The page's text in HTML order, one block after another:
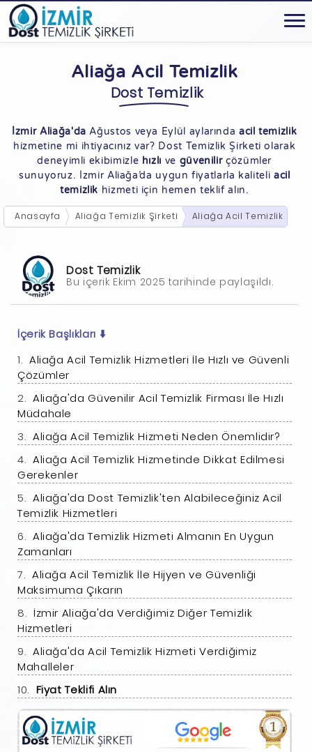
Aliağa Acil Temizlik
Dost Temizlik
İzmir Aliağa'da Ağustos veya Eylül aylarında acil temizlik
hizmetine mi ihtiyacınız var? Dost Temizlik Şirketi olarak
deneyimli ekibimizle hızlı ve güvenilirçözümler
sunuyoruz. İzmir Aliağa’da uygun fiyatlarla kaliteli acil
temizlik hizmeti için hemen teklif alın.
Anasayfa Aliağa Temizlik Şirketi Aliağa Acil Temizlik
Dost Temizlik
Bu içerik Ekim 2025 tarihinde paylaşıldı.
İçerik Başlıkları ⬇️
Aliağa Acil Temizlik Hizmetleri İle Hızlı ve Güvenli
Çözümler
Aliağa'da Güvenilir Acil Temizlik Firması İle Hızlı
Müdahale
Aliağa Acil Temizlik Hizmeti Neden Önemlidir?
Aliağa Acil Temizlik Hizmetinde Dikkat Edilmesi
Gerekenler
Aliağa'da Dost Temizlik'ten Alabileceğiniz Acil
Temizlik Hizmetleri
Aliağa'da Temizlik Hizmeti Almanın En Uygun
Zamanları
Aliağa Acil Temizlik İle Hijyen ve Güvenliği
Maksimuma Çıkarın
İzmir Aliağa'da Verdiğimiz Diğer Temizlik
Hizmetleri
Aliağa'da Acil Temizlik Hizmeti Verdiğimiz
Mahalleler
Fiyat Teklifi Alın